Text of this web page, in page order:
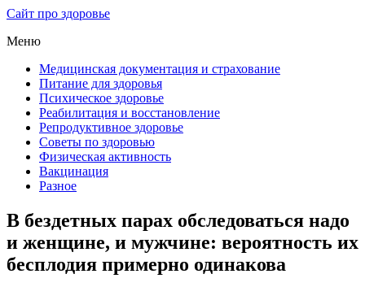
Сайт про здоровье
Меню
Медицинская документация и страхование
Питание для здоровья
Психическое здоровье
Реабилитация и восстановление
Репродуктивное здоровье
Советы по здоровью
Физическая активность
Вакцинация
Разное
В бездетных парах обследоваться надо
и женщине, и мужчине: вероятность их
бесплодия примерно одинакова